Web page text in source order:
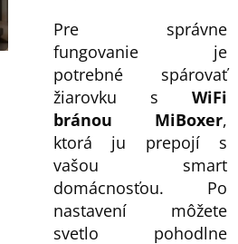
Pre správne
fungovanie je
potrebné spárovať
žiarovku s WiFi
bránou MiBoxer,
ktorá ju prepojí s
vašou smart
domácnosťou. Po
nastavení môžete
svetlo pohodlne